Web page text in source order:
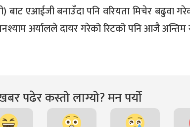
बाट एआईजी बनाउँदा पनि वरियता मिचेर बढुवा
अर्यालले दायर गरेको रिटको पनि आजै
पढेर कस्तो लाग्यो? मन पर्यो